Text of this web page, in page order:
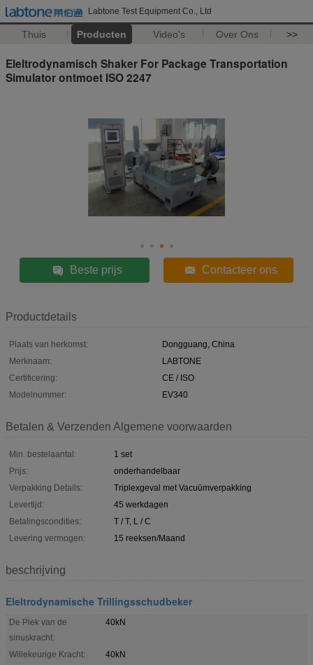
Labtone Test Equipment Co., Ltd
Thuis Producten Video's Over Ons >>
Eleltrodynamisch Shaker For Package Transportation
Simulator ontmoet ISO 2247
Beste prijs Contacteer ons
Productdetails
Plaats van herkomst:
Dongguang, China
Merknaam:
LABTONE
Certificering:
CE / ISO
Modelnummer:
EV340
Betalen & Verzenden Algemene voorwaarden
Min. bestelaantal:
1 set
Prijs:
onderhandelbaar
Verpakking Details:
Triplexgeval met Vacuümverpakking
Levertijd:
45 werkdagen
Betalingscondities:
T / T, L / C
Levering vermogen:
15 reeksen/Maand
beschrijving
Eleltrodynamische Trillingsschudbeker
De Piek van de
sinuskracht:
40kN
Willekeurige Kracht:
40kN